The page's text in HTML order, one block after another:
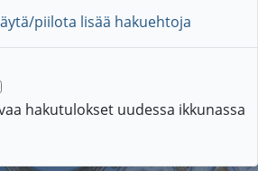
piilota lisää hakuehtoja
hakutulokset uudessa ikkunassa